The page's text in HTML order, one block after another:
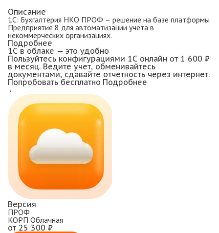
Описание
1С: Бухгалтерия НКО ПРОФ – решение на базе платформы
Предприятие 8 для автоматизации учета в
некоммерческих организациях.
Подробнее
1С в облаке — это удобно
Пользуйтесь конфигурациями 1С онлайн от 1 600 ₽
в месяц. Ведите учет, обменивайтесь
документами, сдавайте отчетность через интернет.
Попробовать бесплатно Подробнее
Версия
ПРОФ
КОРП Облачная
от 25 300 ₽